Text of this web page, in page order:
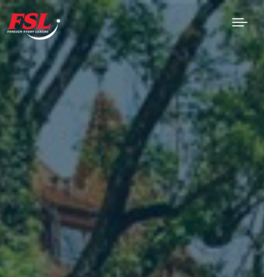
Saltar al contenido principal